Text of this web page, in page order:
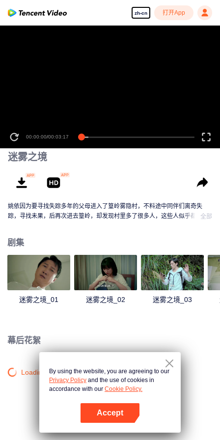
zh-cn 打开App
00:00:00/00:03:17
迷雾之境
姚依因为要寻找失踪多年的父母进入了篁岭雾隐村，不料途中同伴们离奇失
踪，寻找未果，后再次进去篁岭，却发现村里多了很多人，这些人似乎都跟一
全部
剧集
迷雾之境_01 迷雾之境_02 迷雾之境_03
幕后花絮
Loading…By using the website, you are agreeing to our
Privacy Policy and the use of cookies in
accordance with our Cookie Policy.
Accept